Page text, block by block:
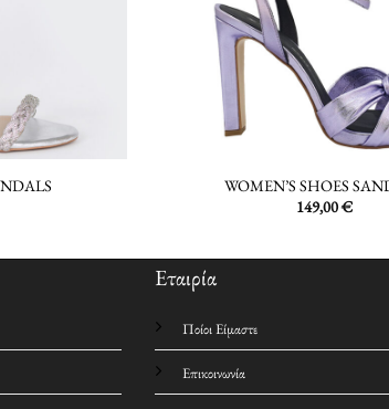
WOMEN’S SHOES
149,00€
Εταιρία
Ποίοι Είμαστε
Επικοινωνία